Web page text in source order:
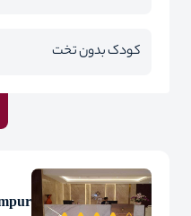
کودک بدون تخت